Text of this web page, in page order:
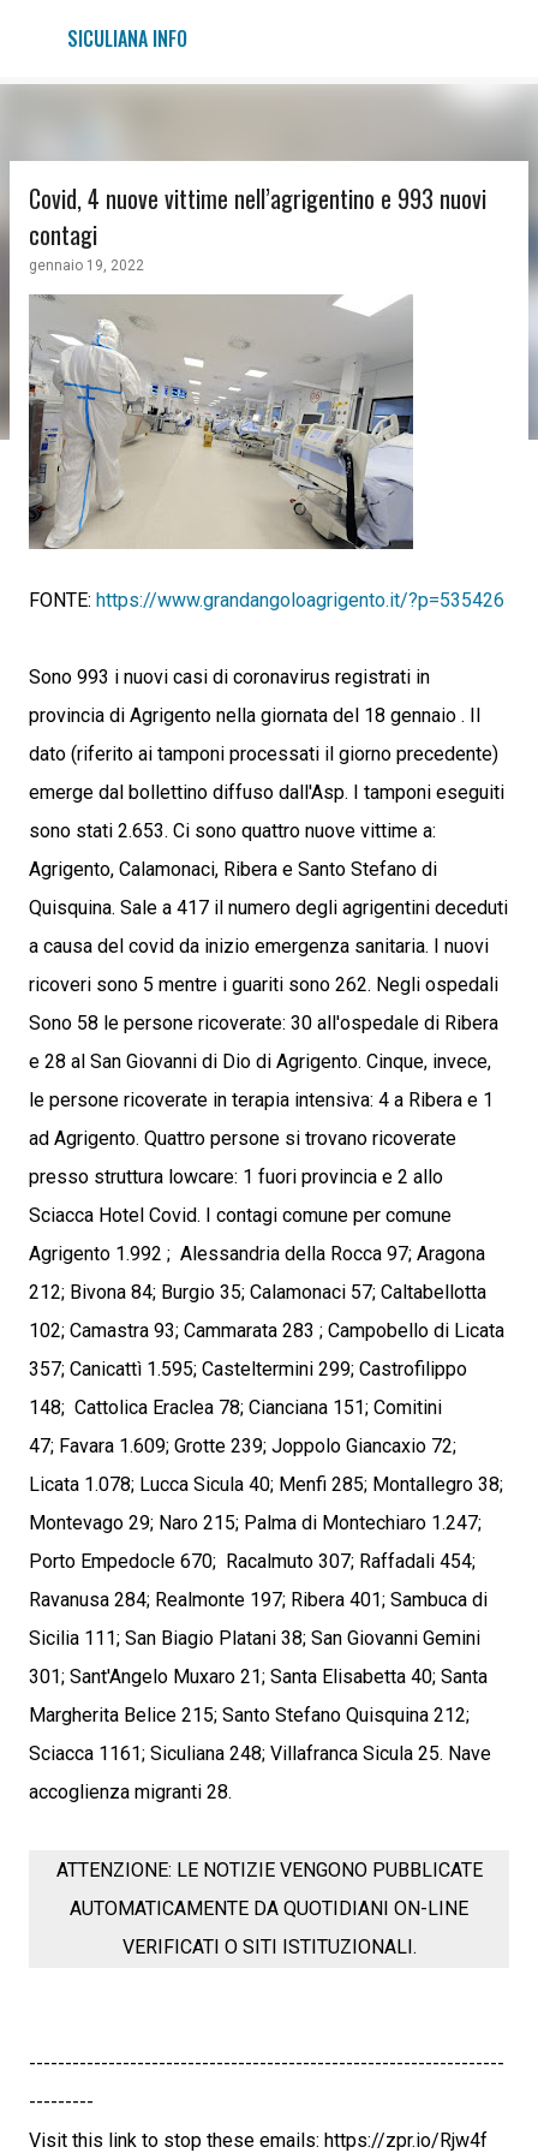
Passa ai contenuti principali
SICULIANA INFO
Covid, 4 nuove vittime nell’agrigentino e 993 nuovi
contagi
gennaio 19, 2022
FONTE: https://www.grandangoloagrigento.it/?p=535426
Sono 993 i nuovi casi di coronavirus registrati in
provincia di Agrigento nella giornata del 18 gennaio . Il
dato (riferito ai tamponi processati il giorno precedente)
emerge dal bollettino diffuso dall'Asp. I tamponi eseguiti
sono stati 2.653. Ci sono quattro nuove vittime a:
Agrigento, Calamonaci, Ribera e Santo Stefano di
Quisquina. Sale a 417 il numero degli agrigentini deceduti
a causa del covid da inizio emergenza sanitaria. I nuovi
ricoveri sono 5 mentre i guariti sono 262. Negli ospedali
Sono 58 le persone ricoverate: 30 all'ospedale di Ribera
e 28 al San Giovanni di Dio di Agrigento. Cinque, invece,
le persone ricoverate in terapia intensiva: 4 a Ribera e 1
ad Agrigento. Quattro persone si trovano ricoverate
presso struttura lowcare: 1 fuori provincia e 2 allo
Sciacca Hotel Covid. I contagi comune per comune
Agrigento 1.992 ; Alessandria della Rocca 97; Aragona
212; Bivona 84; Burgio 35; Calamonaci 57; Caltabellotta
102; Camastra 93; Cammarata 283 ; Campobello di Licata
357; Canicattì 1.595; Casteltermini 299; Castrofilippo
148; Cattolica Eraclea 78; Cianciana 151; Comitini
47; Favara 1.609; Grotte 239; Joppolo Giancaxio 72;
Licata 1.078; Lucca Sicula 40; Menfi 285; Montallegro 38;
Montevago 29; Naro 215; Palma di Montechiaro 1.247;
Porto Empedocle 670; Racalmuto 307; Raffadali 454;
Ravanusa 284; Realmonte 197; Ribera 401; Sambuca di
Sicilia 111; San Biagio Platani 38; San Giovanni Gemini
301; Sant'Angelo Muxaro 21; Santa Elisabetta 40; Santa
Margherita Belice 215; Santo Stefano Quisquina 212;
Sciacca 1161; Siculiana 248; Villafranca Sicula 25. Nave
accoglienza migranti 28.
ATTENZIONE: LE NOTIZIE VENGONO PUBBLICATE
AUTOMATICAMENTE DA QUOTIDIANI ON-LINE
VERIFICATI O SITI ISTITUZIONALI.
------------------------------------------------------------------
---------
Visit this link to stop these emails: https://zpr.io/Rjw4f